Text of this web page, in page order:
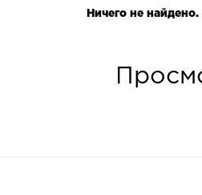
Ничего не найдено.